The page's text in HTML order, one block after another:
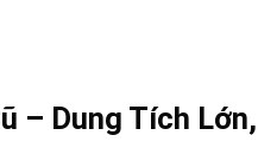
– Dung Tích Lớn,